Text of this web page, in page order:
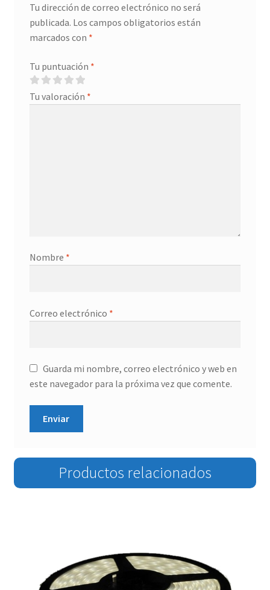
Tu dirección de correo electrónico no será
publicada. Los campos obligatorios están
marcados con *
Tu puntuación *
Tu valoración *
Nombre *
Correo electrónico *
Guarda mi nombre, correo electrónico y web en
este navegador para la próxima vez que comente.
Productos relacionados